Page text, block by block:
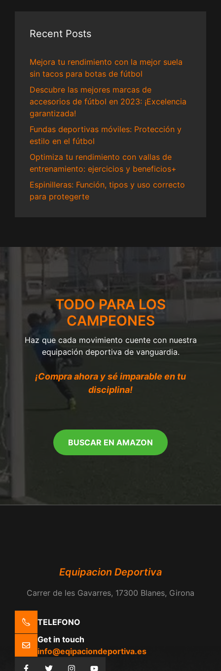
Recent Posts
Mejora tu rendimiento con la mejor suela
sin tacos para botas de fútbol
Descubre las mejores marcas de
accesorios de fútbol en 2023: ¡Excelencia
garantizada!
Fundas deportivas móviles: Protección y
estilo en el fútbol
Optimiza tu rendimiento con vallas de
entrenamiento: ejercicios y beneficios+
Espinilleras: Función, tipos y uso correcto
para protegerte
TODO PARA LOS
CAMPEONES
Haz que cada movimiento cuente con nuestra
equipación deportiva de vanguardia.
¡Compra ahora y sé imparable en tu
disciplina!
BUSCAR EN AMAZON
Equipacion Deportiva
Carrer de les Gavarres, 17300 Blanes, Girona
TELEFONO
Get in touch
info@eqipaciondeportiva.es